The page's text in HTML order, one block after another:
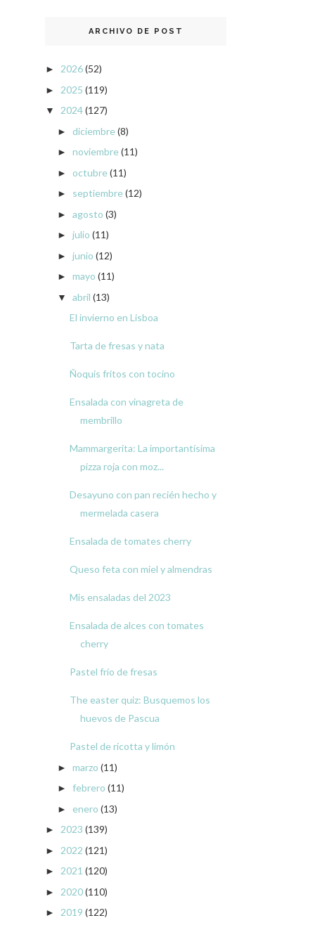
ARCHIVO DE POST
► 2026(52)
► 2025 (119)
▼ 2024(127)
► diciembre(8)
► noviembre(11)
► octubre(11)
► septiembre(12)
► agosto (3)
► julio (11)
► junio (12)
► mayo (11)
▼ abril (13)
El invierno en Lisboa
Tarta de fresas y nata
Ñoquis fritos con tocino
Ensalada con vinagreta de
membrillo
Mammargerita: La importantísima
pizza roja con moz...
Desayuno con pan recién hecho y
mermelada casera
Ensalada de tomates cherry
Queso feta con miel y almendras
Mis ensaladas del 2023
Ensalada de alces con tomates
cherry
Pastel frío de fresas
The easter quiz: Busquemos los
huevos de Pascua
Pastel de ricotta y limón
► marzo (11)
► febrero (11)
► enero (13)
► 2023 (139)
► 2022 (121)
► 2021 (120)
► 2020(110)
► 2019 (122)